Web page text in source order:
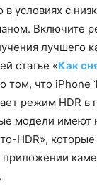
условиях с
Включите
лучшего
статье «Как
том, что iPhone
режим HDR в
модели имеют
HDR»,
приложении